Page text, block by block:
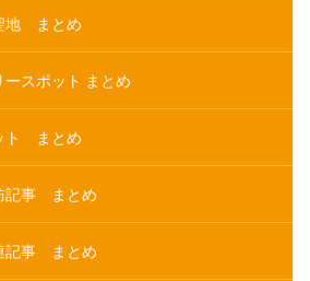
地 まとめ
スポット まとめ
ト まとめ
記事 まとめ
記事 まとめ